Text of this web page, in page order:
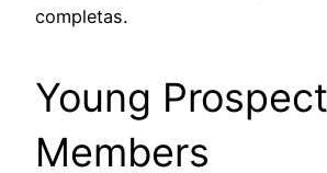
completas.
Young
Members